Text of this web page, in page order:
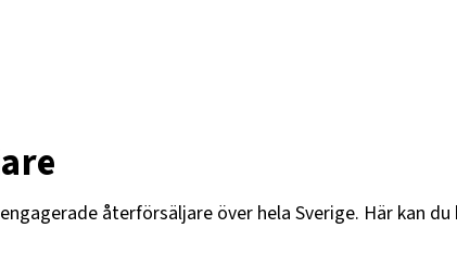
återförsäljare över hela Sverige. Här kan